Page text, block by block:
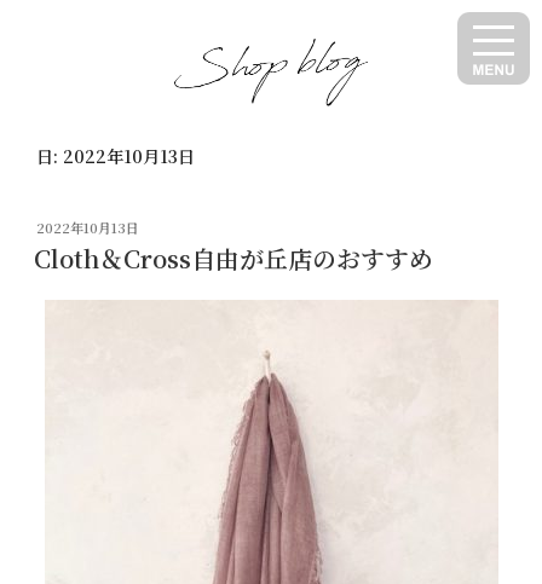
日: 2022年10月13日
投
稿
日:
2022年10月13日
Cloth＆Cross自由が丘店のおすすめ